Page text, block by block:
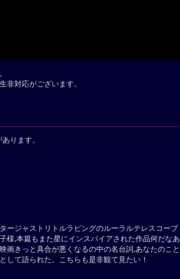
非対応がございます。
ります。
ージャストリトルラビングのルーラルテレスコープ
様,本篇もまた星にインスパイアされた作品何だなあ
画きっと具合が悪くなるの中の名台詞,あなたのこと
して語られた。こちらも是非観て見たい！